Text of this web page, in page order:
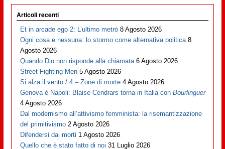
Articoli recenti
Et in arcade ego 2: L’ultimo metrò 8 Agosto 2026
Ogni cosa e nessuna: lo stormo come alternativa politica 8
Agosto 2026
Quando Dio non risponde alla chiamata 6 Agosto 2026
Street Fighting Men 5 Agosto 2026
Si alza il vento / 4 – Zone di morte 4 Agosto 2026
Genova è Napoli: Blaise Cendrars torna in Italia conBourlinguer
4 Agosto 2026
Dal modernismo all’attivismo femminista: la risemantizzazione
del primitivismo 2 Agosto 2026
Difendersi dai morti 1 Agosto 2026
Quello che è stato fatto di noi 31 Luglio 2026